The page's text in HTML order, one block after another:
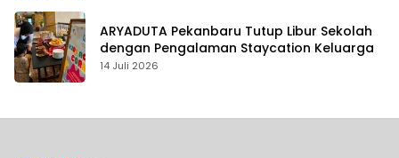
ARYADUTA Pekanbaru Tutup Libur Sekolah
dengan Pengalaman Staycation Keluarga
14 Juli 2026